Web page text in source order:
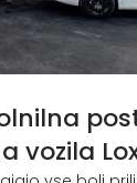
vozila